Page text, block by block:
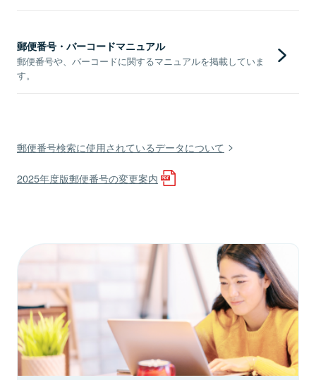
郵便番号・バーコードマニュアル
郵便番号や、バーコードに関するマニュアルを掲載していま
す。
郵便番号検索に使用されているデータについて
2025年度版郵便番号の変更案内